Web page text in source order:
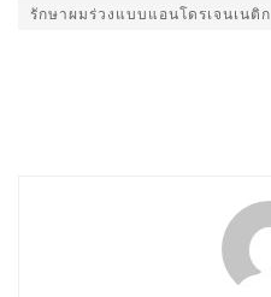
รักษาผมร่วงแบบแอนโดรเจนเนติก